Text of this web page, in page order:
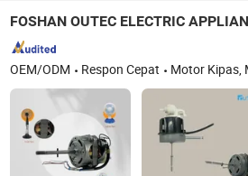
FOSHAN OUTEC ELECTRIC
OEM/ODM Respon Cepat Motor Kipas, Motor